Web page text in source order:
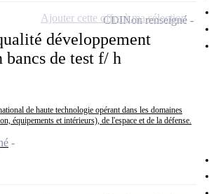
développement
bancs de test f/ h
de haute technologie opérant dans les domaines
équipements et intérieurs), de l'espace et de la défense.
CDINon renseigné
Ajouter cette offre à ma sélection